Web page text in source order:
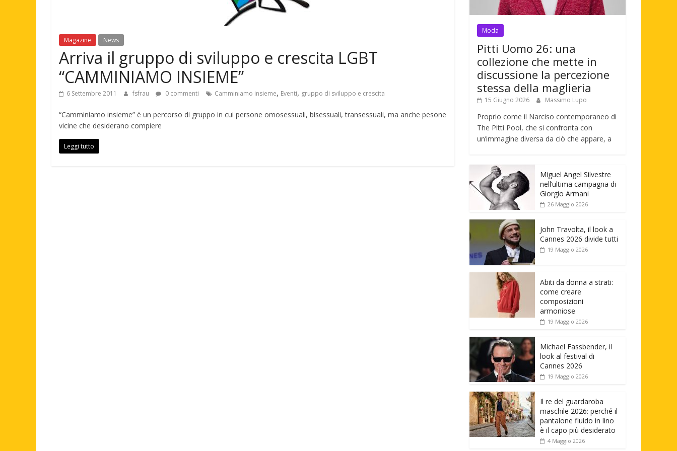
Magazine News
Arriva il gruppo di sviluppo e crescita LGBT
“CAMMINIAMO INSIEME”
6 Settembre 2011 fsfrau 0 commenti Camminiamo insieme, Eventi, gruppo di sviluppo e crescita
“Camminiamo insieme” è un percorso di gruppo in cui persone omosessuali, bisessuali, transessuali, ma anche pesone
vicine che desiderano compiere
Leggi tutto
Moda
Pitti Uomo 26: una
collezione che mette in
discussione la percezione
stessa della maglieria
15 Giugno 2026 Massimo Lupo
Proprio come il Narciso contemporaneo di
The Pitti Pool, che si confronta con
un’immagine diversa da ciò che appare, a
Miguel Angel Silvestre
nell’ultima campagna di
Giorgio Armani
26 Maggio 2026
John Travolta, il look a
Cannes 2026 divide tutti
19 Maggio 2026
Abiti da donna a strati:
come creare
composizioni
armoniose
19 Maggio 2026
Michael Fassbender, il
look al festival di
Cannes 2026
19 Maggio 2026
Il re del guardaroba
maschile 2026: perché il
pantalone fluido in lino
è il capo più desiderato
4 Maggio 2026